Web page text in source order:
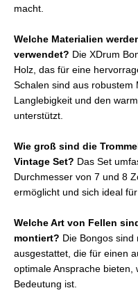
macht.
Welche Materialien
verwendet? Die XDrum
Holz, das für eine
Schalen sind aus robustem
Langlebigkeit und den
unterstützt.
Wie groß sind die
Vintage Set? Das Set
Durchmesser von 7 und 8
ermöglicht und sich ideal
Welche Art von Fellen
montiert? Die Bongos
ausgestattet, die für einen
optimale Ansprache
Bedeutung ist.